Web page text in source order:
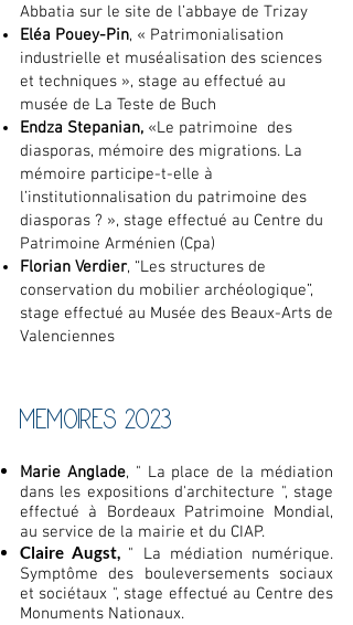
Abbatia sur le site de l’abbaye de Trizay
Eléa Pouey-Pin, « Patrimonialisation
industrielle et muséalisation des sciences
et techniques », stage au effectué au
musée de La Teste de Buch
Endza Stepanian, «Le patrimoine des
diasporas, mémoire des migrations. La
mémoire participe-t-elle à
l’institutionnalisation du patrimoine des
diasporas ? », stage effectué au Centre du
Patrimoine Arménien (Cpa)
Florian Verdier, “Les structures de
conservation du mobilier archéologique”,
stage effectué au Musée des Beaux-Arts de
Valenciennes
MEMOIRES 2023
Marie Anglade, " La place de la médiation
dans les expositions d'architecture ", stage
effectué à Bordeaux Patrimoine Mondial,
au service de la mairie et du CIAP.
Claire Augst, " La médiation numérique.
Symptôme des bouleversements sociaux
et sociétaux ", stage effectué au Centre des
Monuments Nationaux.